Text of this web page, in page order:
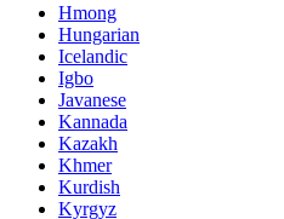
Hmong
Hungarian
Icelandic
Igbo
Javanese
Kannada
Kazakh
Khmer
Kurdish
Kyrgyz